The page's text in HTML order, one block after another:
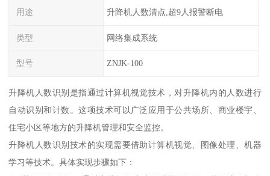
用途 升降机人数清点,超9人报警断电
类型 网络集成系统
型号 ZNJK-100
升降机人数识别是指通过计算机视觉技术，对升降机内的人数进行
自动识别和计数。这项技术可以广泛应用于公共场所、商业楼宇、
住宅小区等地方的升降机管理和安全监控。
升降机人数识别技术的实现需要借助计算机视觉、图像处理、机器
学习等技术。具体实现步骤如下：